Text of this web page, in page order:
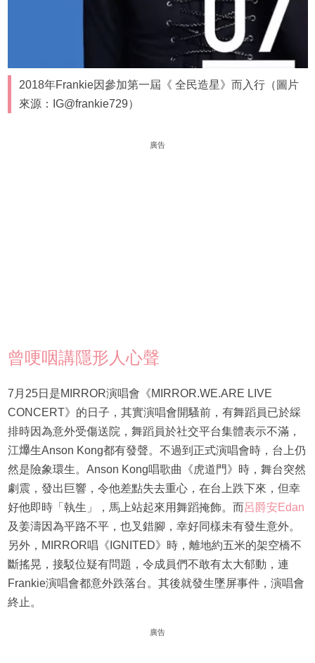
2018年Frankie因參加第一屆《 全民造星》而入行（圖片
來源：IG@frankie729）
廣告
曾哽咽講隱形人心聲
7月25日是MIRROR演唱會《MIRROR.WE.ARE LIVE
CONCERT》的日子，其實演唱會開騷前，有舞蹈員已於綵
排時因為意外受傷送院，舞蹈員於社交平台集體表示不滿，
江𤒹生Anson Kong都有發聲。不過到正式演唱會時，台上仍
然是險象環生。Anson Kong唱歌曲《虎道門》時，舞台突然
劇震，發出巨響，令他差點失去重心，在台上跌下來，但幸
好他即時「執生」，馬上站起來用舞蹈掩飾。而呂爵安 Edan
及姜濤因為平路不平，也叉錯腳，幸好同樣未有發生意外。
另外，MIRROR唱《IGNITED》時，離地約五米的架空橋不
斷搖晃，接駁位疑有問題，令成員們不敢有太大郁動，連
Frankie演唱會都意外跌落台。其後就發生墜屏事件，演唱會
終止。
廣告